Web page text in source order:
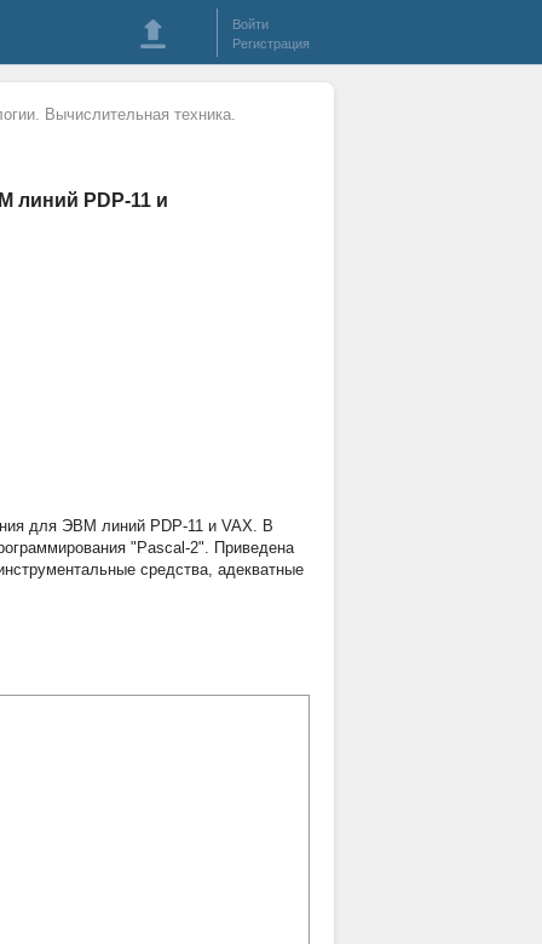
Войти
Регистрация
Вычислительная техника.
линий PDP-11 и
для ЭВМ линий PDP-11 и VAX. В
"Pascal-2". Приведена
средства, адекватные